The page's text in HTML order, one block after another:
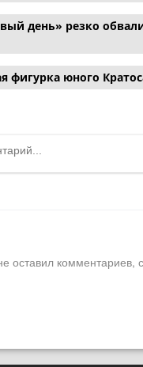
день» резко
фигурка юного
оставил комментариев,